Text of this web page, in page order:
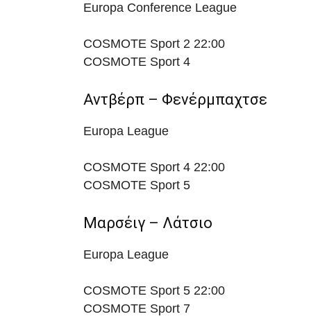
Europa Conference League
COSMOTE Sport 2 22:00
COSMOTE Sport 4
Αντβέρπ – Φενέρμπαχτσε
Europa League
COSMOTE Sport 4 22:00
COSMOTE Sport 5
Μαρσέιγ – Λάτσιο
Europa League
COSMOTE Sport 5 22:00
COSMOTE Sport 7